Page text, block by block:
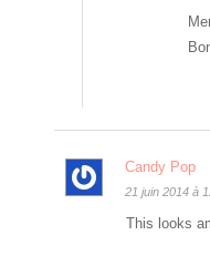
Candy Pop
21 juin 2014 à
This looks